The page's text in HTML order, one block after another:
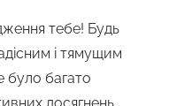
тебе! Будь
і тямущим
багато